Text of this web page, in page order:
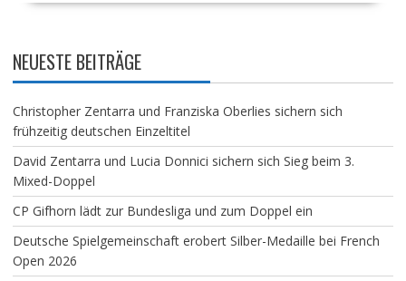
NEUESTE BEITRÄGE
Christopher Zentarra und Franziska Oberlies sichern sich
frühzeitig deutschen Einzeltitel
David Zentarra und Lucia Donnici sichern sich Sieg beim 3.
Mixed-Doppel
CP Gifhorn lädt zur Bundesliga und zum Doppel ein
Deutsche Spielgemeinschaft erobert Silber-Medaille bei French
Open 2026